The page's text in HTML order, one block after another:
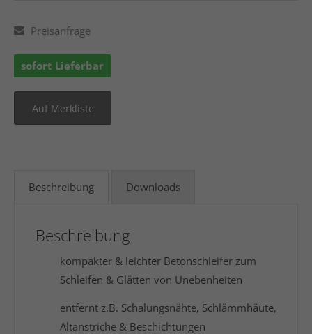
Preisanfrage
sofort Lieferbar
Beschreibung Downloads
Beschreibung
kompakter & leichter Betonschleifer zum
Schleifen & Glätten von Unebenheiten
entfernt z.B. Schalungsnähte, Schlämmhäute,
Altanstriche & Beschichtungen